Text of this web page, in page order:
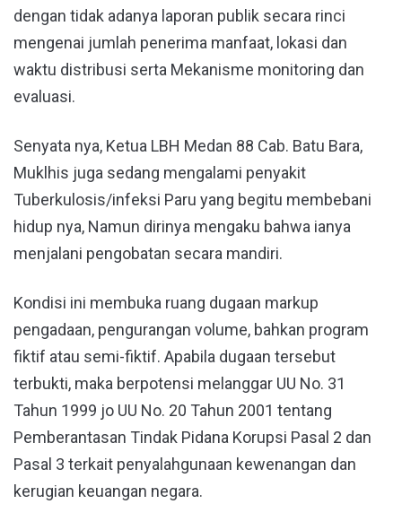
dengan tidak adanya laporan publik secara rinci
mengenai jumlah penerima manfaat, lokasi dan
waktu distribusi serta Mekanisme monitoring dan
evaluasi.
Senyata nya, Ketua LBH Medan 88 Cab. Batu Bara,
Muklhis juga sedang mengalami penyakit
Tuberkulosis/infeksi Paru yang begitu membebani
hidup nya, Namun dirinya mengaku bahwa ianya
menjalani pengobatan secara mandiri.
Kondisi ini membuka ruang dugaan markup
pengadaan, pengurangan volume, bahkan program
fiktif atau semi-fiktif. Apabila dugaan tersebut
terbukti, maka berpotensi melanggar UU No. 31
Tahun 1999 jo UU No. 20 Tahun 2001 tentang
Pemberantasan Tindak Pidana Korupsi Pasal 2 dan
Pasal 3 terkait penyalahgunaan kewenangan dan
kerugian keuangan negara.